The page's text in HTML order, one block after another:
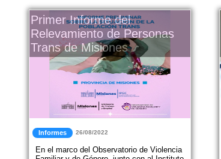
Primer Informe del
Relevamiento de Personas
Trans de Misiones
Informes 26/08/2022
En el marco del Observatorio de Violencia